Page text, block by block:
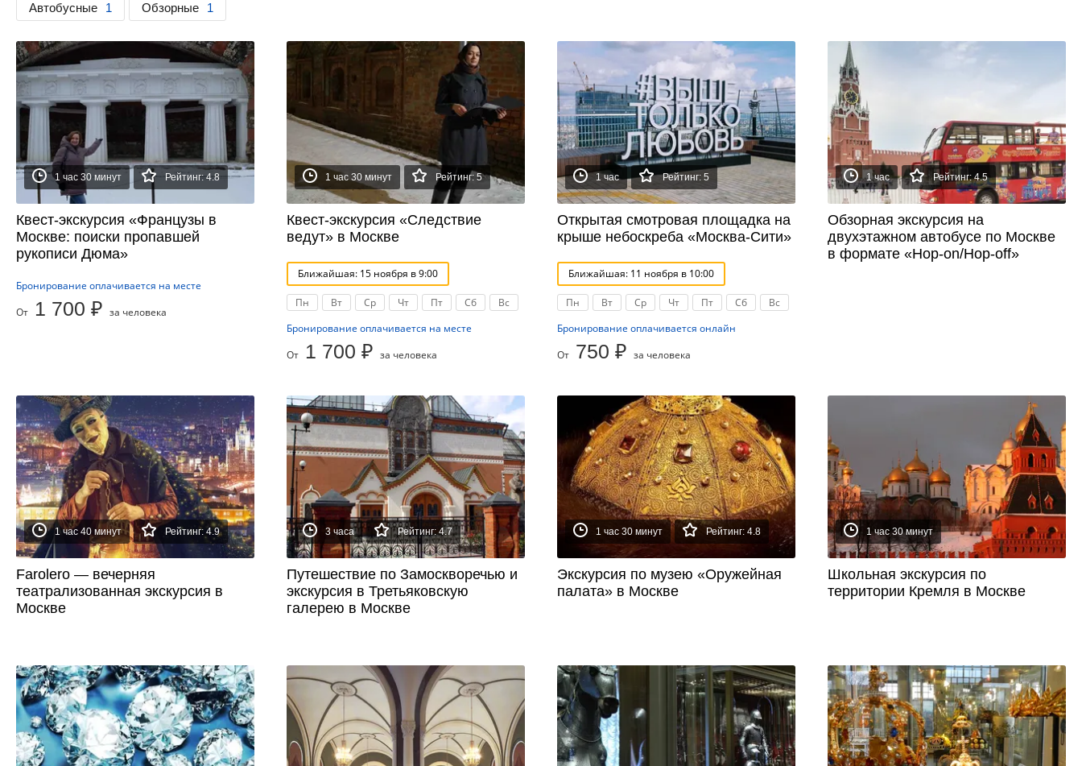
Автобусные 1 Обзорные 1
1 час 30 минут Рейтинг: 4.8
Квест-экскурсия «Французы в
Москве: поиски пропавшей
рукописи Дюма»
Бронирование оплачивается на месте
От 1 700 ₽ за человека
1 час 30 минут Рейтинг: 5
Квест-экскурсия «Следствие
ведут» в Москве
Ближайшая: 15 ноября в 9:00
Пн Вт Ср Чт Пт Сб
Вс
Бронирование оплачивается на месте
От 1 700 ₽ за человека
Рекомендуем
1 час Рейтинг: 5
Открытая смотровая площадка на
крыше небоскреба «Москва-Сити»
Ближайшая: 11 ноября в 10:00
Пн Вт Ср Чт Пт Сб
Вс
Бронирование оплачивается онлайн
От 750 ₽ за человека
1 час Рейтинг: 4.5
Обзорная экскурсия на
двухэтажном автобусе по Москве
в формате «Hop-on/Hop-off»
1 час 40 минут Рейтинг: 4.9
Farolero — вечерняя
театрализованная экскурсия в
Москве
3 часа Рейтинг: 4.7
Путешествие по Замоскворечью и
экскурсия в Третьяковскую
галерею в Москве
1 час 30 минут Рейтинг: 4.8
Экскурсия по музею «Оружейная
палата» в Москве
1 час 30 минут
Школьная экскурсия по
территории Кремля в Москве